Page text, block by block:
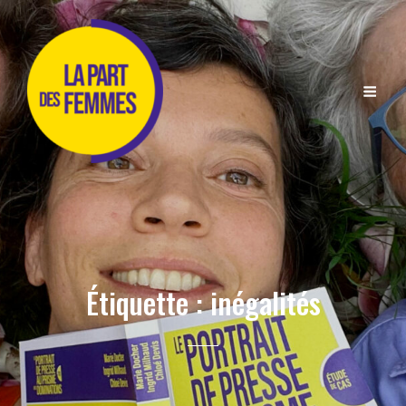
Étiquette :inégalités